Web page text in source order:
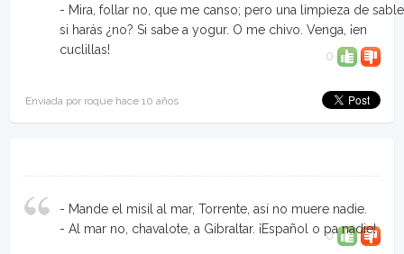
- Mira, follar no, que me canso; pero una limpieza de sable
si harás ¿no? Si sabe a yogur. O me chivo. Venga, ¡en
cuclillas!
0
Enviada por roque hace 10 años
- Mande el misil al mar, Torrente, así no muere nadie.
- Al mar no, chavalote, a Gibraltar. ¡Español o pa nadie!
0